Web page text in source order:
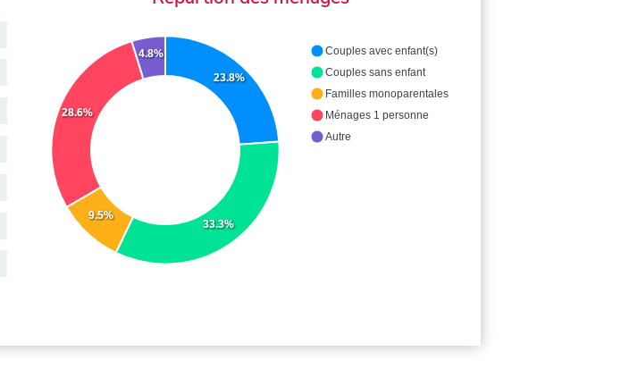
23.8%
33.3%
9.5%
28.6%
4.8%
Couples avec enfant(s)
Couples sans enfant
Familles monoparentales
Ménages 1 personne
Autre